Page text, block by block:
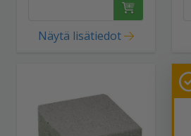
Näytä lisätiedot